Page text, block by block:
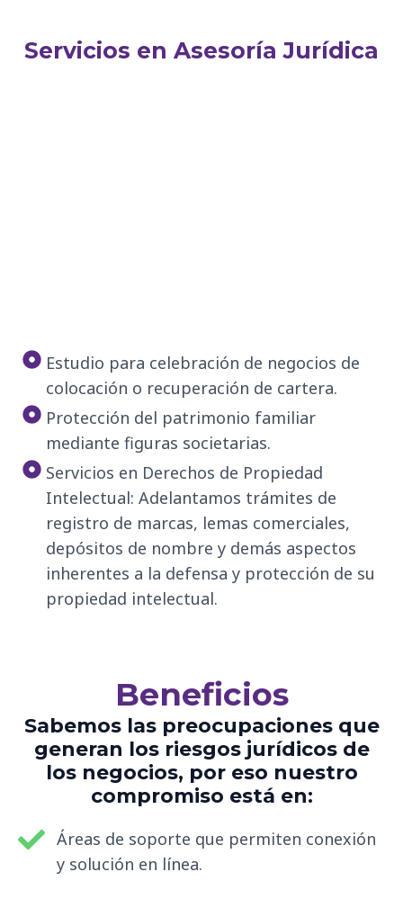
Servicios en Asesoría Jurídica
Estudio para celebración de negocios de
colocación o recuperación de cartera.
Protección del patrimonio familiar
mediante figuras societarias.
Servicios en Derechos de Propiedad
Intelectual: Adelantamos trámites de
registro de marcas, lemas comerciales,
depósitos de nombre y demás aspectos
inherentes a la defensa y protección de su
propiedad intelectual.
Beneficios
Sabemos las preocupaciones que
generan los riesgos jurídicos de
los negocios, por eso nuestro
compromiso está en:
Áreas de soporte que permiten conexión
y solución en línea.